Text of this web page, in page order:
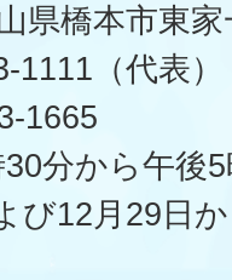
県橋本市東家
（代表）
1665
分から午後
び12月29日